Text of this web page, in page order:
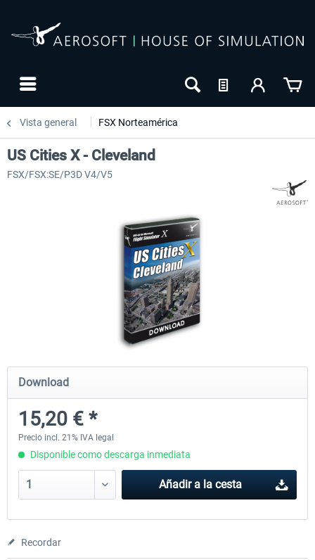
Vista general FSX Norteamérica
Airports of Mexico City & Central
28,42 € *
US Cities X - Chicago
US Cities X - Cleveland
FSX/FSX:SE/P3D V4/V5
Download
15,20 € *
Precio incl. 21% IVA legal
Disponible como descarga inmediata
Añadir a la cesta
Recordar